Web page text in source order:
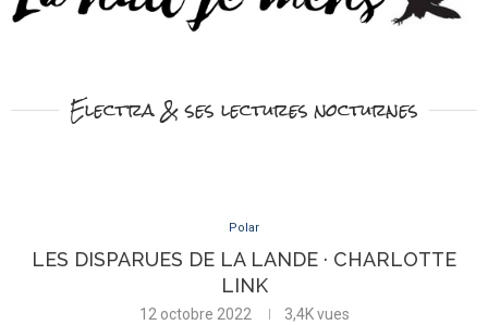
Electra & ses lectures nocturnes
Polar
LES DISPARUES DE LA LANDE · CHARLOTTE
LINK
12 octobre 2022 3,4Kvues